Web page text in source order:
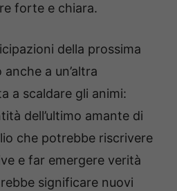
forte e chiara.
della prossima
a un’altra
a scaldare gli animi:
dell’ultimo amante di
che potrebbe riscrivere
e far emergere verità
significare nuovi